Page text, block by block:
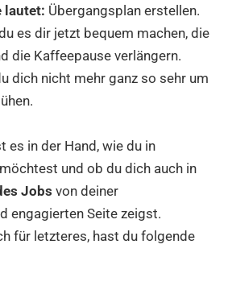
lautet: Übergangsplan erstellen.
es dir jetzt bequem machen, die
die Kaffeepause verlängern.
dich nicht mehr ganz so sehr um
es in der Hand, wie du in
und ob du dich auch in
Jobs von deiner
engagierten Seite zeigst.
für letzteres, hast du folgende